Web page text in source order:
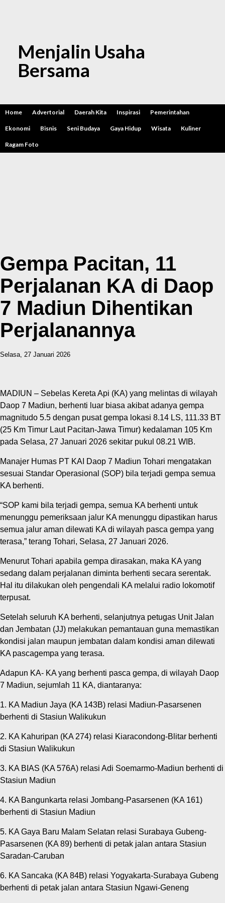
Menjalin Usaha
Bersama
Home Advertorial Daerah Kita Inspirasi Pemerintahan
Ekonomi Bisnis Seni Budaya Gaya Hidup Wisata Kuliner
Ragam Foto
Gempa Pacitan, 11
Perjalanan KA di Daop
7 Madiun Dihentikan
Perjalanannya
Selasa, 27 Januari 2026
MADIUN – Sebelas Kereta Api (KA) yang melintas di wilayah
Daop 7 Madiun, berhenti luar biasa akibat adanya gempa
magnitudo 5.5 dengan pusat gempa lokasi 8.14 LS, 111.33 BT
(25 Km Timur Laut Pacitan-Jawa Timur) kedalaman 105 Km
pada Selasa, 27 Januari 2026 sekitar pukul 08.21 WIB.
Manajer Humas PT KAI Daop 7 Madiun Tohari mengatakan
sesuai Standar Operasional (SOP) bila terjadi gempa semua
KA berhenti.
“SOP kami bila terjadi gempa, semua KA berhenti untuk
menunggu pemeriksaan jalur KA menunggu dipastikan harus
semua jalur aman dilewati KA di wilayah pasca gempa yang
terasa,” terang Tohari, Selasa, 27 Januari 2026.
Menurut Tohari apabila gempa dirasakan, maka KA yang
sedang dalam perjalanan diminta berhenti secara serentak.
Hal itu dilakukan oleh pengendali KA melalui radio lokomotif
terpusat.
Setelah seluruh KA berhenti, selanjutnya petugas Unit Jalan
dan Jembatan (JJ) melakukan pemantauan guna memastikan
kondisi jalan maupun jembatan dalam kondisi aman dilewati
KA pascagempa yang terasa.
Adapun KA- KA yang berhenti pasca gempa, di wilayah Daop
7 Madiun, sejumlah 11 KA, diantaranya:
1. KA Madiun Jaya (KA 143B) relasi Madiun-Pasarsenen
berhenti di Stasiun Walikukun
2. KA Kahuripan (KA 274) relasi Kiaracondong-Blitar berhenti
di Stasiun Walikukun
3. KA BIAS (KA 576A) relasi Adi Soemarmo-Madiun berhenti di
Stasiun Madiun
4. KA Bangunkarta relasi Jombang-Pasarsenen (KA 161)
berhenti di Stasiun Madiun
5. KA Gaya Baru Malam Selatan relasi Surabaya Gubeng-
Pasarsenen (KA 89) berhenti di petak jalan antara Stasiun
Saradan-Caruban
6. KA Sancaka (KA 84B) relasi Yogyakarta-Surabaya Gubeng
berhenti di petak jalan antara Stasiun Ngawi-Geneng